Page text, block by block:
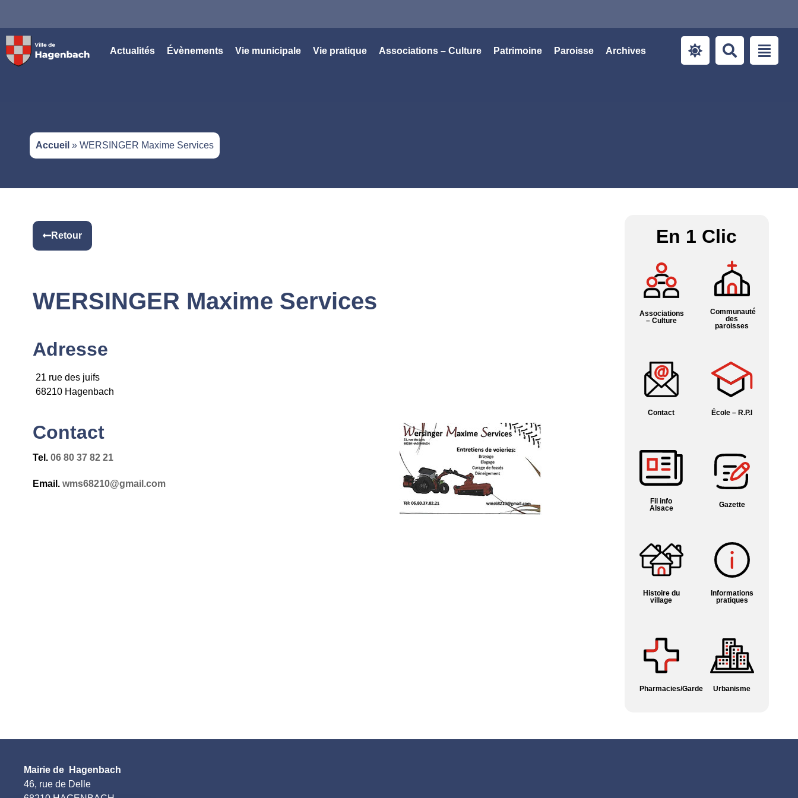
Actualités Évènements Vie municipale Vie pratique Associations – Culture Patrimoine Paroisse Archives
Accueil » WERSINGER Maxime Services
Retour
WERSINGER Maxime Services
Adresse
21 rue des juifs
68210 Hagenbach
Contact​
Tel. 06 80 37 82 21
Email. wms68210@gmail.com
En 1 Clic
Associations
– Culture
Communauté
des
paroisses
Contact École – R.P.I
Fil info
Alsace
Gazette
Histoire du
village
Informations
pratiques
Pharmacies/Garde Urbanisme
Mairie de Hagenbach
46, rue de Delle